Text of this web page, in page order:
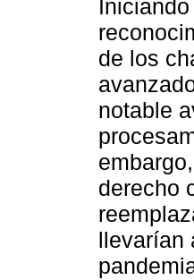
de los
notable
derecho
llevarían